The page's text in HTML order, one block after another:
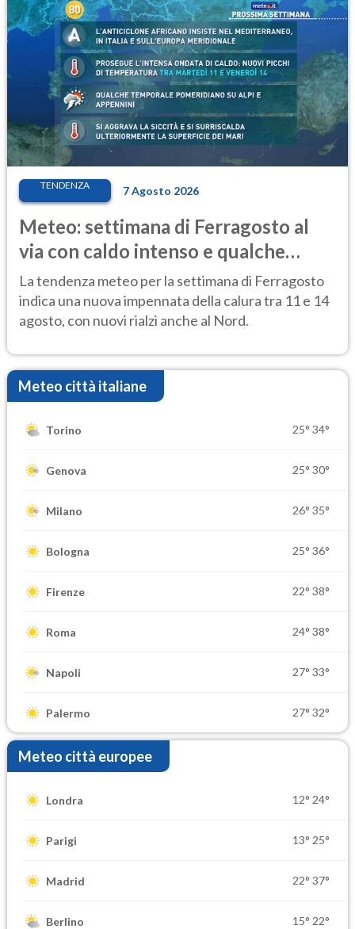
TENDENZA 7 Agosto 2026
Meteo: settimana di Ferragosto al
via con caldo intenso e qualche
temporale
La tendenza meteo per la settimana di Ferragosto
indica una nuova impennata della calura tra 11 e 14
agosto, con nuovi rialzi anche al Nord.
Meteo città italiane
Torino 25° 34°
Genova 25° 30°
Milano 26° 35°
Bologna 25° 36°
Firenze 22° 38°
Roma 24° 38°
Napoli 27° 33°
Palermo 27° 32°
Meteo città europee
Londra 12° 24°
Parigi 13° 25°
Madrid 22° 37°
Berlino 15° 22°